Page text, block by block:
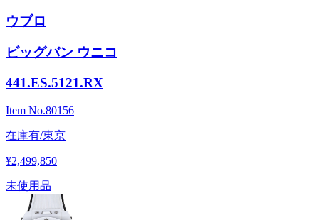
ウブロ
ビッグバン ウニコ
441.ES.5121.RX
Item No.80156
在庫有/東京
¥2,499,850
未使用品